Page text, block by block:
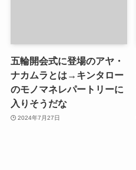
五輪開会式に登場のアヤ・
ナカムラとは→キンタロー
のモノマネレパートリーに
入りそうだな
2024年7月27日